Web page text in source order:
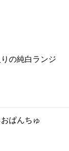
の純白ランジ
ぱんちゅ